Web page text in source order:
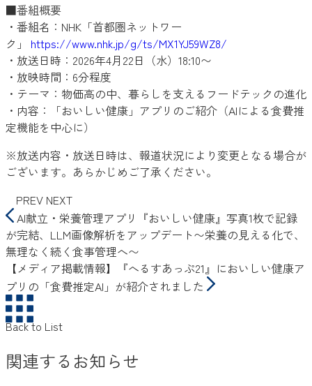
■番組概要
・番組名：NHK「首都圏ネットワー
ク」 https://www.nhk.jp/g/ts/MX1YJ59WZ8/
・放送日時：2026年4月22日（水）18:10〜
・放映時間：6分程度
・テーマ：物価高の中、暮らしを支えるフードテックの進化
・内容：「おいしい健康」アプリのご紹介（AIによる食費推
定機能を中心に）
※放送内容・放送日時は、報道状況により変更となる場合が
ございます。あらかじめご了承ください。
PREV NEXT
AI献立・栄養管理アプリ『おいしい健康』写真1枚で記録
が完結、LLM画像解析をアップデート〜栄養の見える化で、
無理なく続く食事管理へ〜
【メディア掲載情報】『へるすあっぷ21』においしい健康ア
プリの「食費推定AI」が紹介されました
Back to List
関連するお知らせ